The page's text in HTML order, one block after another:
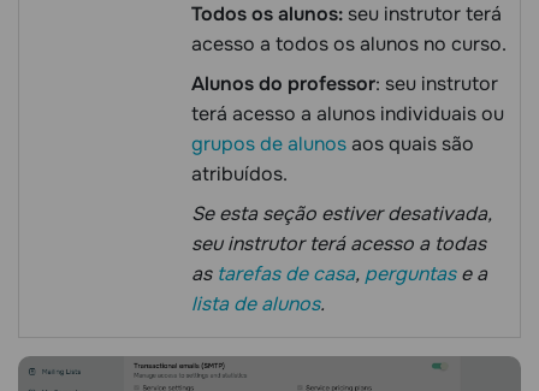
Todos os alunos: seu instrutor terá
acesso a todos os alunos no curso.
Alunos do professor: seu instrutor
terá acesso a alunos individuais ou
grupos de alunosaos quais são
atribuídos.
Se esta seção estiver desativada,
seu instrutor terá acesso a todas
as tarefas de casa, perguntase a
lista de alunos.